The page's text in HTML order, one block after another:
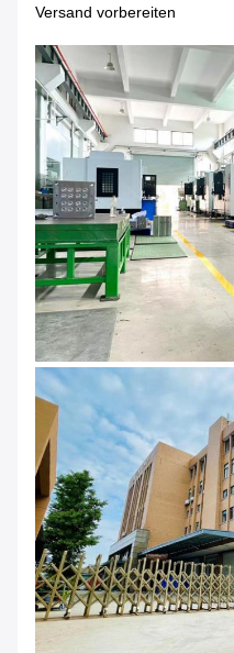
Versand vorbereiten